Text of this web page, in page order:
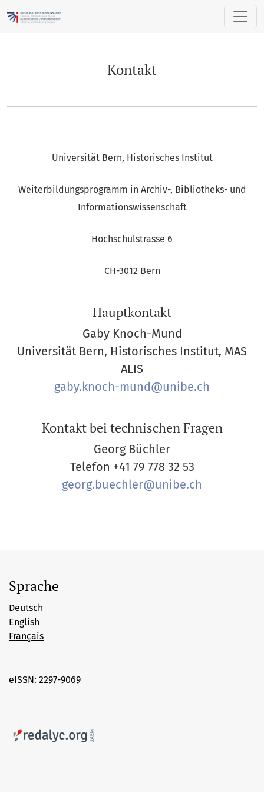
Kontakt
Universität Bern, Historisches Institut
Weiterbildungsprogramm in Archiv-, Bibliotheks- und
Informationswissenschaft
Hochschulstrasse 6
CH-3012 Bern
Hauptkontakt
Gaby Knoch-Mund
Universität Bern, Historisches Institut, MAS
ALIS
gaby.knoch-mund@unibe.ch
Kontakt bei technischen Fragen
Georg Büchler
Telefon +41 79 778 32 53
georg.buechler@unibe.ch
Sprache
Deutsch
English
Français
eISSN: 2297-9069